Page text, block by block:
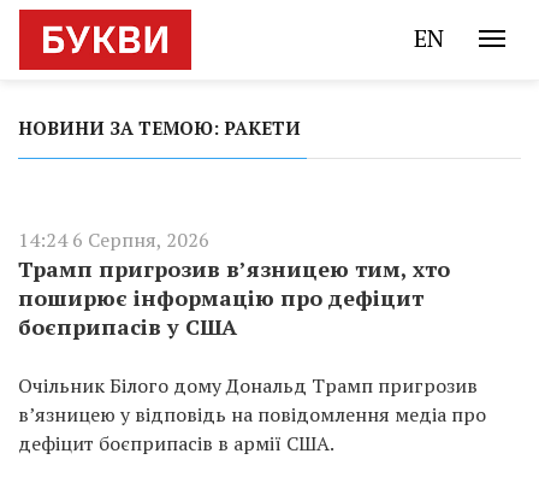
EN
НОВИНИ ЗА ТЕМОЮ: РАКЕТИ
14:24 6 Серпня, 2026
Трамп пригрозив в’язницею тим, хто
поширює інформацію про дефіцит
боєприпасів у США
Очільник Білого дому Дональд Трамп пригрозив
в’язницею у відповідь на повідомлення медіа про
дефіцит боєприпасів в армії США.